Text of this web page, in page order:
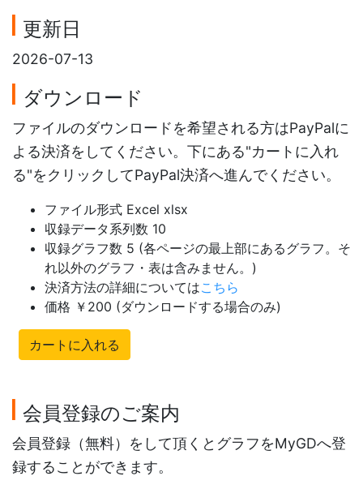
更新日
2026-07-13
ダウンロード
ファイルのダウンロードを希望される方はPayPalに
よる決済をしてください。下にある"カートに入れ
る"をクリックしてPayPal決済へ進んでください。
ファイル形式 Excel xlsx
収録データ系列数 10
収録グラフ数 5 (各ページの最上部にあるグラフ。そ
れ以外のグラフ・表は含みません。)
決済方法の詳細についてはこちら
価格 ￥200 (ダウンロードする場合のみ)
カートに入れる
会員登録のご案内
会員登録（無料）をして頂くとグラフをMyGDへ登
録することができます。